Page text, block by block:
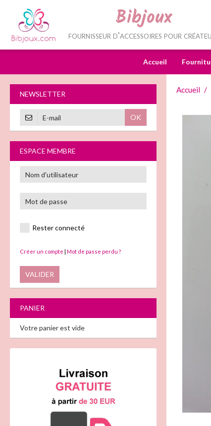
Bibjoux
fournisseur d'accessoires pour
Accueil
Accueil
NEWSLETTER
OK
ESPACE MEMBRE
Rester connecté
Créer un compte | Mot de passe perdu ?
VALIDER
PANIER
Votre panier est vide